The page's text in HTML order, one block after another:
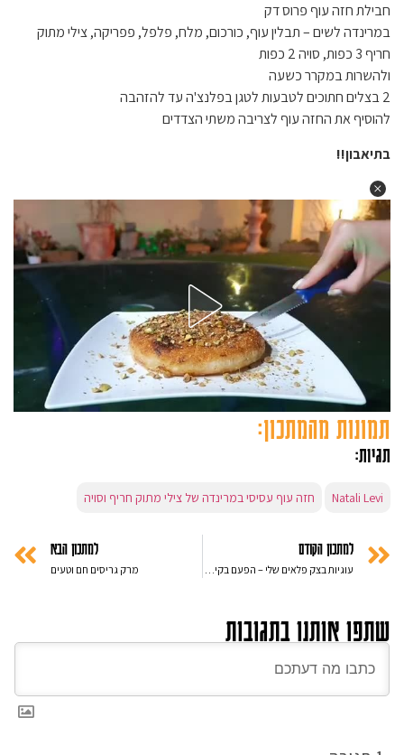
חבילת חזה עוף פרוס דק
במרינדה לשים – תבלין עוף, כורכום, מלח, פלפל, פפריקה, צילי מתוק
חריף 3 כפות, סויה 2 כפות
ולהשרות במקרר כשעה
2 בצלים חתוכים לטבעות לטגן בפלנצ'ה עד להזהבה
להוסיף את החזה עוף לצריבה משתי הצדדים
בתיאבון!!
תמונות מהמתכון:
תגיות:
Natali Levi חזה עוף עסיסי במרינדה של צילי מתוק חריף וסויה
למתכון הקודם
עוגיות בצק פלאים שלי – הפעם בקיפול שונה – ללא סוכר ביצים ומרגרינה
למתכון הבא
מרק גריסים חם וטעים
שתפו אותנו בתגובות